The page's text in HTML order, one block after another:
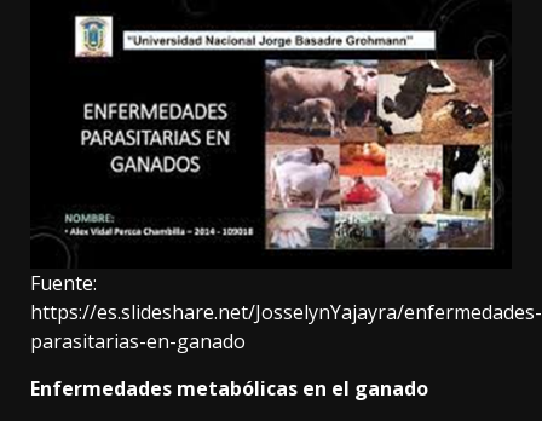
Fuente:
https://es.slideshare.net/JosselynYajayra/enfermedades-
parasitarias-en-ganado
Enfermedades metabólicas en el ganado